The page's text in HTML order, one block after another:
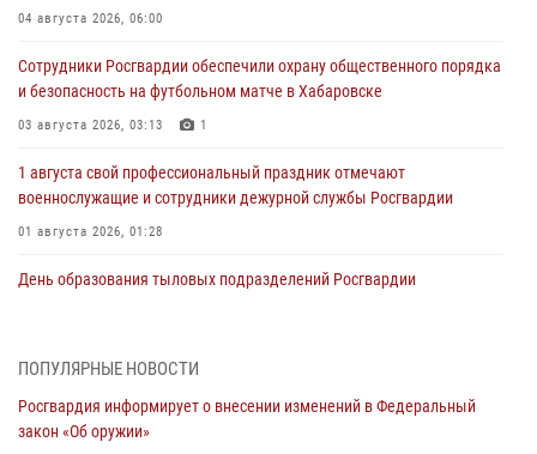
04 августа 2026, 06:00
Сотрудники Росгвардии обеспечили охрану общественного порядка
и безопасность на футбольном матче в Хабаровске
03 августа 2026, 03:13 1
1 августа свой профессиональный праздник отмечают
военнослужащие и сотрудники дежурной службы Росгвардии
01 августа 2026, 01:28
День образования тыловых подразделений Росгвардии
В Управлении Росгвардии по Хабаровскому краю состоялось
избирательного права
31 июля 2026, 03:26
ПОПУЛЯРНЫЕ НОВОСТИ
Росгвардия информирует о внесении изменений в Федеральный
закон «Об оружии»